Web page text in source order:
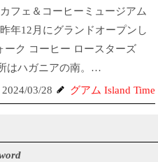
カフェ＆コーヒーミュージアム
昨年12月にグランドオープンし
ーク コーヒー ロースターズ
所はハガニアの南。…
2024/03/28
グアム Island Time